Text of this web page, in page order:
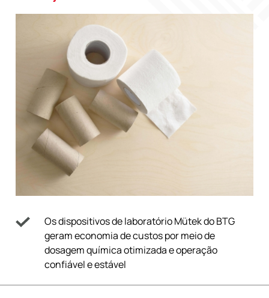
Os dispositivos de laboratório Mütek do BTG
geram economia de custos por meio de
dosagem química otimizada e operação
confiável e estável